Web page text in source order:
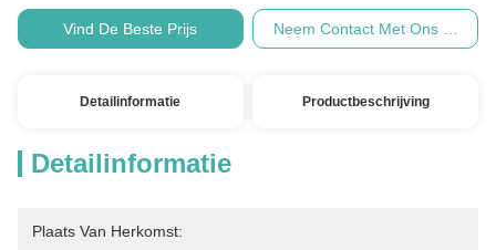
Vind De Beste Prijs Neem Contact Met Ons Op
Detailinformatie Productbeschrijving
Detailinformatie
Plaats Van Herkomst: